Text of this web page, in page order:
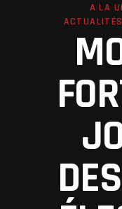
A LA